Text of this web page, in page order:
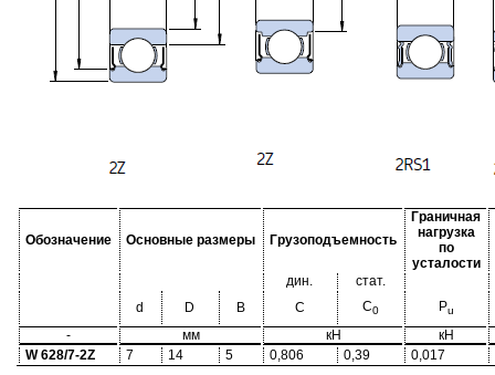
Обозначение Основные размеры Грузоподъемность
Граничная
нагрузка
по
усталости
дин.
стат.
d
D B C C0 Pu
- мм кН
кН
W 628/7-2Z
7 14 5 0,806 0,39 0,017